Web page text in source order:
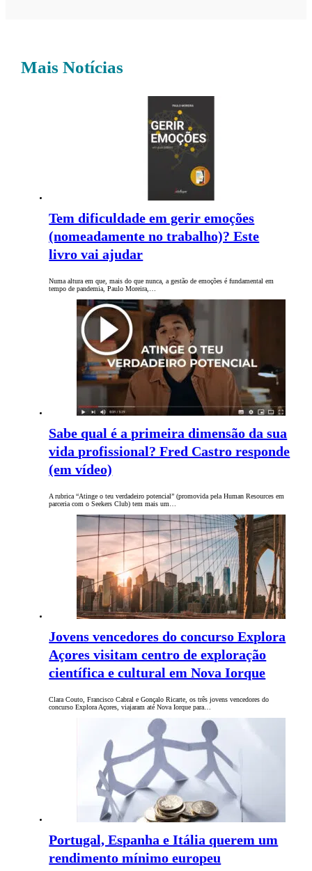
Mais Notícias
Tem dificuldade em gerir emoções
(nomeadamente no trabalho)? Este
livro vai ajudar
Numa altura em que, mais do que nunca, a gestão de emoções é fundamental em
tempo de pandemia, Paulo Moreira,…
Sabe qual é a primeira dimensão da sua
vida profissional? Fred Castro responde
(em vídeo)
A rubrica “Atinge o teu verdadeiro potencial” (promovida pela Human Resources em
parceria com o Seekers Club) tem mais um…
Jovens vencedores do concurso Explora
Açores visitam centro de exploração
científica e cultural em Nova Iorque
Clara Couto, Francisco Cabral e Gonçalo Ricarte, os três jovens vencedores do
concurso Explora Açores, viajaram até Nova Iorque para…
Portugal, Espanha e Itália querem um
rendimento mínimo europeu